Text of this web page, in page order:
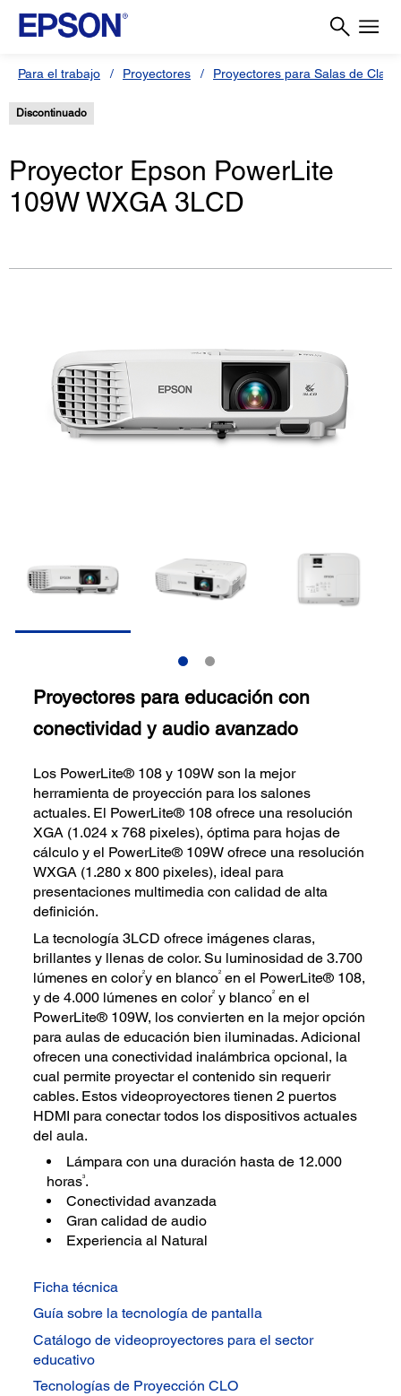
Para el trabajo Proyectores Proyectores para Salas de
Discontinuado
Proyector Epson PowerLite
109W WXGA 3LCD
Proyectores para educación con
conectividad y audio avanzado
Los PowerLite® 108 y 109W son la mejor
herramienta de proyección para los salones
actuales. El PowerLite® 108 ofrece una resolución
XGA (1.024 x 768 pixeles), óptima para hojas de
cálculo y el PowerLite® 109W ofrece una resolución
WXGA (1.280 x 800 pixeles), ideal para
presentaciones multimedia con calidad de alta
definición.
La tecnología 3LCD ofrece imágenes claras,
brillantes y llenas de color. Su luminosidad de 3.700
lúmenes en color2y en blanco2 en el PowerLite® 108,
y de 4.000 lúmenes en color2 y blanco2 en el
PowerLite® 109W, los convierten en la mejor opción
para aulas de educación bien iluminadas. Adicional
ofrecen una conectividad inalámbrica opcional, la
cual permite proyectar el contenido sin requerir
cables. Estos videoproyectores tienen 2 puertos
HDMI para conectar todos los dispositivos actuales
del aula.
Lámpara con una duración hasta de 12.000
horas3.
Conectividad avanzada
Gran calidad de audio
Experiencia al Natural
Ficha técnica
Guía sobre la tecnología de pantalla
Catálogo de videoproyectores para el sector
educativo
Tecnologías de Proyección CLO